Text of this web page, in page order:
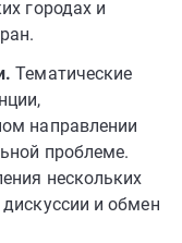
городах и
Тематические
направлении
проблеме.
нескольких
и обмен